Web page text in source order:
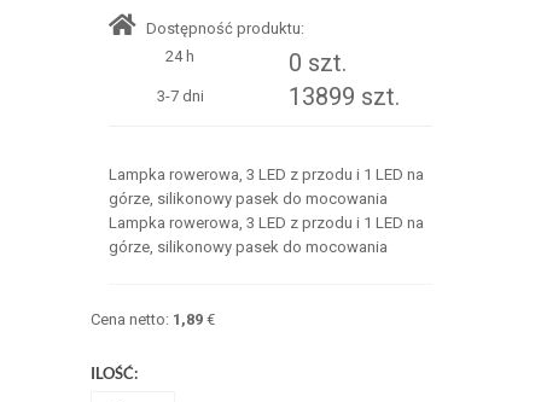
Dostępność produktu:
24 h
0 szt.
3-7 dni 13899 szt.
Lampka rowerowa, 3 LED z przodu i 1 LED na
górze, silikonowy pasek do mocowania
Lampka rowerowa, 3 LED z przodu i 1 LED na
górze, silikonowy pasek do mocowania
Cena netto: 1,89€
ILOŚĆ: